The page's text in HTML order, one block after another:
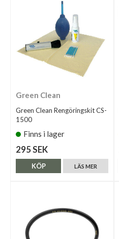
Green Clean
Green Clean Rengöringskit CS-
1500
Finns i lager
295 SEK
LÄS MER
KÖP